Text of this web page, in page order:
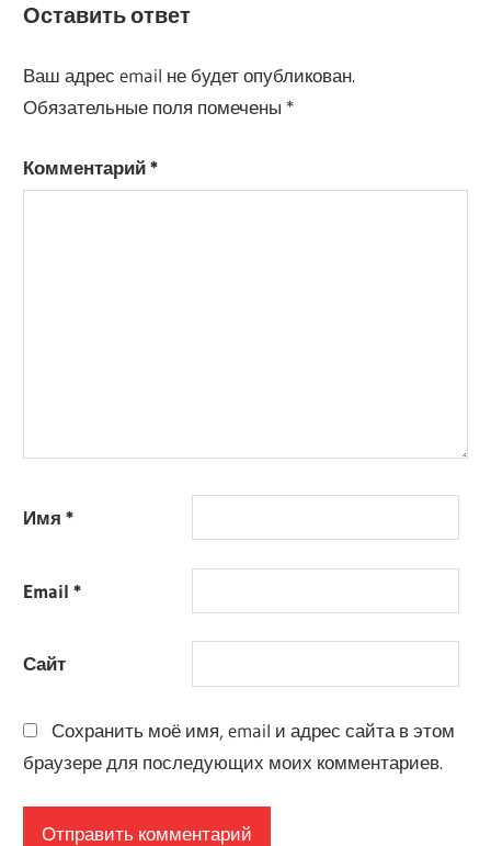
Оставить ответ
Ваш адрес email не будет опубликован.
Обязательные поля помечены *
Комментарий*
Имя*
Email*
Сайт
Сохранить моё имя, email и адрес сайта в этом
браузере для последующих моих комментариев.